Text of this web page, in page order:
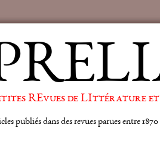
REvues de LIttérature
publiés dans des revues parues entre